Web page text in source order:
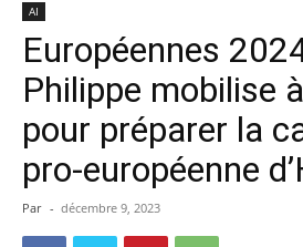
AI
Européennes
Philippe mobilise
pour préparer la
pro-européenne
Par - décembre 9, 2023